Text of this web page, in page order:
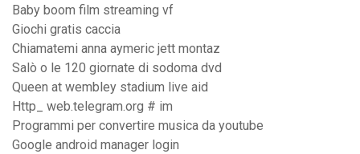
Baby boom film streaming vf
Giochi gratis caccia
Chiamatemi anna aymeric jett montaz
Salò o le 120 giornate di sodoma dvd
Queen at wembley stadium live aid
Http_ web.telegram.org # im
Programmi per convertire musica da youtube
Google android manager login